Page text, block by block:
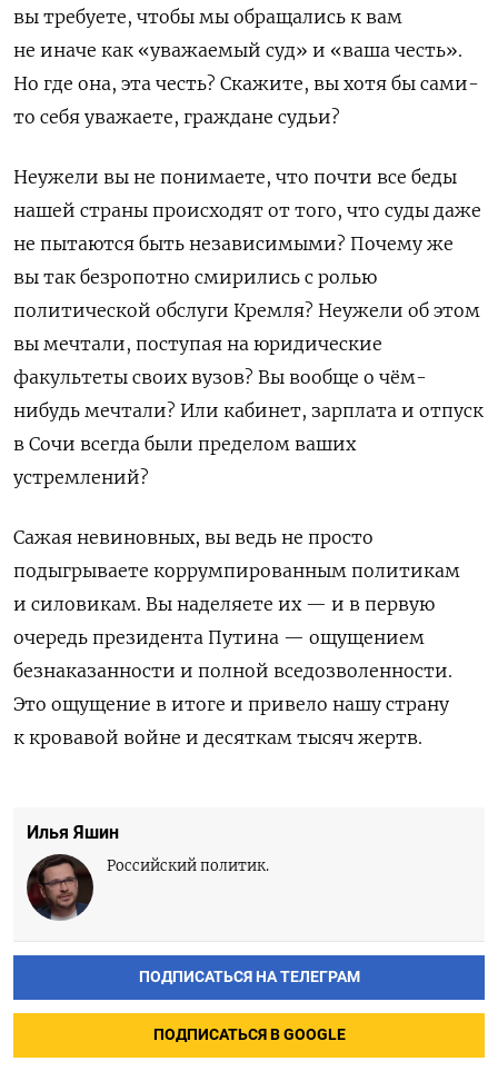
вы требуете, чтобы мы обращались к вам
не иначе как «уважаемый суд» и «ваша честь».
Но где она, эта честь? Скажите, вы хотя бы сами-
то себя уважаете, граждане судьи?
Неужели вы не понимаете, что почти все беды
нашей страны происходят от того, что суды даже
не пытаются быть независимыми? Почему же
вы так безропотно смирились с ролью
политической обслуги Кремля? Неужели об этом
вы мечтали, поступая на юридические
факультеты своих вузов? Вы вообще о чём-
нибудь мечтали? Или кабинет, зарплата и отпуск
в Сочи всегда были пределом ваших
устремлений?
Сажая невиновных, вы ведь не просто
подыгрываете коррумпированным политикам
и силовикам. Вы наделяете их — и в первую
очередь президента Путина — ощущением
безнаказанности и полной вседозволенности.
Это ощущение в итоге и привело нашу страну
к кровавой войне и десяткам тысяч жертв.
Илья Яшин
Российский политик.
ПОДПИСАТЬСЯ НА ТЕЛЕГРАМ
ПОДПИСАТЬСЯ В GOOGLE